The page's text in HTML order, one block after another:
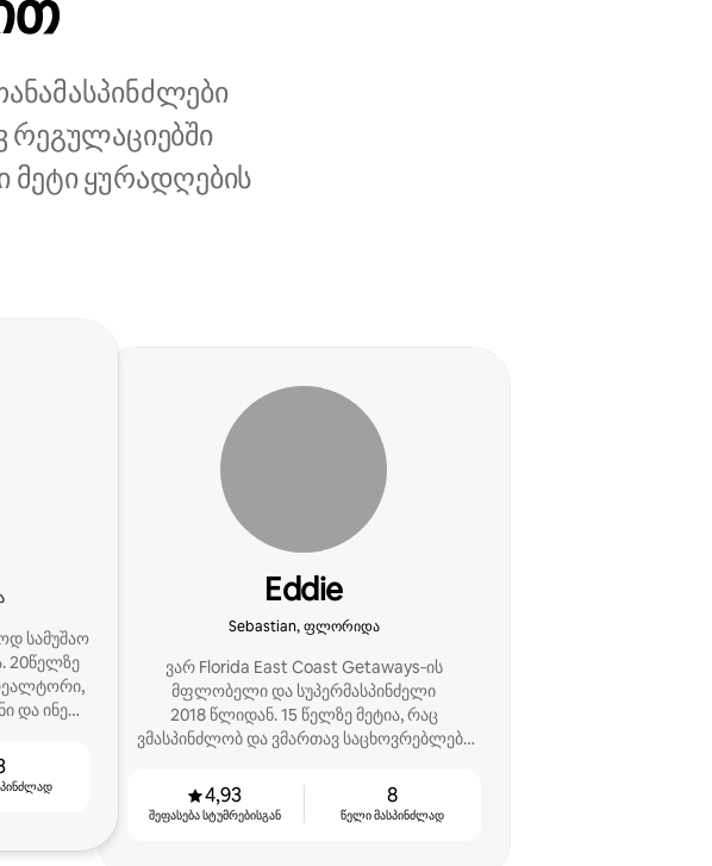
რეგულაციებში
მეტი ყურადღების
სამუშაო
20წელზე
და ინეტ-
Eddie
Sebastian, ფლორიდა
ვარ Florida East Coast Getaways‑ის
მფლობელი და სუპერმასპინძელი
2018 წლიდან. 15 წელზე მეტია, რაც
ვმასპინძლობ და ვმართავ საცხოვრებლებს
4,93
შეფასება სტუმრებისგან
8
წელი მასპინძლად